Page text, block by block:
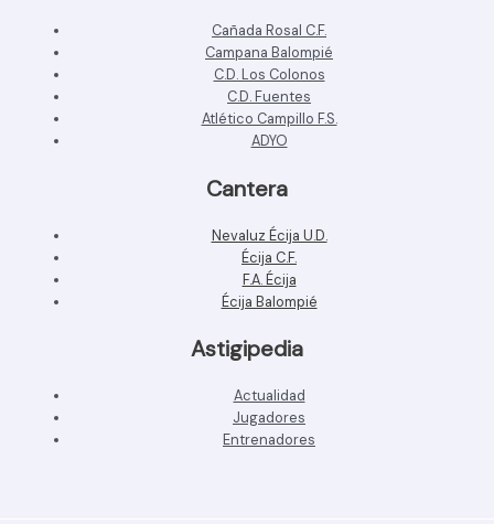
Cañada Rosal C.F.
Campana Balompié
C.D. Los Colonos
C.D. Fuentes
Atlético Campillo F.S.
ADYO
Cantera
Nevaluz Écija U.D.
Écija C.F.
F.A. Écija
Écija Balompié
Astigipedia
Actualidad
Jugadores
Entrenadores